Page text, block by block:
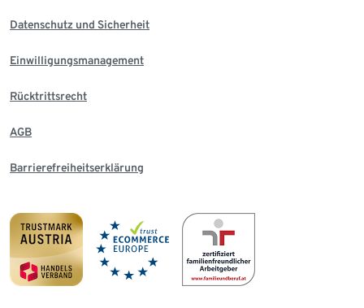
Datenschutz und Sicherheit
Einwilligungsmanagement
Rücktrittsrecht
AGB
Barrierefreiheitserklärung